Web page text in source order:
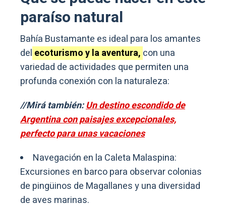
paraíso natural
Bahía Bustamante es ideal para los amantes
del ecoturismo y la aventura, con una
variedad de actividades que permiten una
profunda conexión con la naturaleza:
//Mirá también:Un destino escondido de
Argentina con paisajes excepcionales,
perfecto para unas vacaciones
Navegación en la Caleta Malaspina:
Excursiones en barco para observar colonias
de pingüinos de Magallanes y una diversidad
de aves marinas.